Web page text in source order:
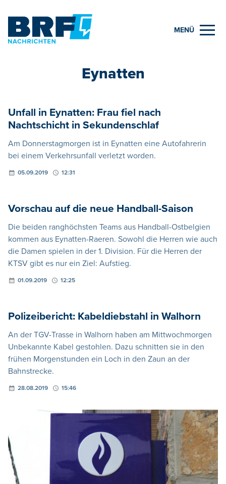
MENÜ
Eynatten
Unfall in Eynatten: Frau fiel nach
Nachtschicht in Sekundenschlaf
Am Donnerstagmorgen ist in Eynatten eine Autofahrerin
bei einem Verkehrsunfall verletzt worden.
05.09.2019 12:31
Vorschau auf die neue Handball-Saison
Die beiden ranghöchsten Teams aus Handball-Ostbelgien
kommen aus Eynatten-Raeren. Sowohl die Herren wie auch
die Damen spielen in der 1. Division. Für die Herren der
KTSV gibt es nur ein Ziel: Aufstieg.
01.09.2019 12:25
Polizeibericht: Kabeldiebstahl in Walhorn
An der TGV-Trasse in Walhorn haben am Mittwochmorgen
Unbekannte Kabel gestohlen. Dazu schnitten sie in den
frühen Morgenstunden ein Loch in den Zaun an der
Bahnstrecke.
28.08.2019 15:46